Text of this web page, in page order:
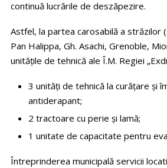
continuă lucrările de deszăpezire.
Astfel, la partea carosabilă a străzilor
Pan Halippa, Gh. Asachi, Grenoble,
unităţile de tehnică ale Î.M. Regiei
3 unități de tehnică la curăţare şi
antiderapant;
2 tractoare cu perie şi lamă;
1 unitate de capacitate pentru
Întreprinderea municipală servicii